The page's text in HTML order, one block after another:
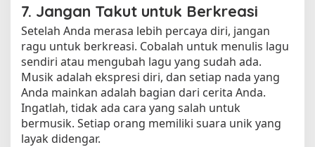
7. Jangan Takut untuk Berkreasi
Setelah Anda merasa lebih percaya diri, jangan
ragu untuk berkreasi. Cobalah untuk menulis lagu
sendiri atau mengubah lagu yang sudah ada.
Musik adalah ekspresi diri, dan setiap nada yang
Anda mainkan adalah bagian dari cerita Anda.
Ingatlah, tidak ada cara yang salah untuk
bermusik. Setiap orang memiliki suara unik yang
layak didengar.